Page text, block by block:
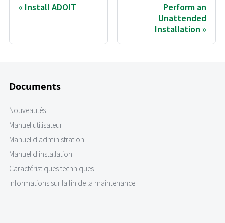
Install ADOIT
Perform an
Unattended
Installation
Documents
Nouveautés
Manuel utilisateur
Manuel d'administration
Manuel d'installation
Caractéristiques techniques
Informations sur la fin de la maintenance